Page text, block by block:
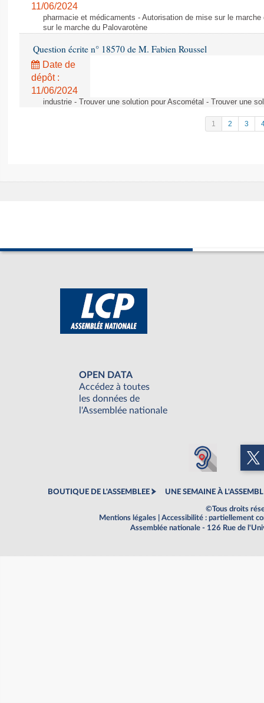
11/06/2024
pharmacie et médicaments - Autorisation de mise sur le
sur le marche du Palovarotène
Question écrite n° 18570 de M. Fabien Roussel
Date de
dépôt :
11/06/2024
industrie - Trouver une solution pour Ascométal - Trouver une
1 2 3
OPEN DATA
Accédez à toutes
les données de
l'Assemblée nationale
BOUTIQUE DE L'ASSEMBLEE UNE SEMAINE À
©Tous droits
Mentions légales
Accessibilité : partiellement
Assemblée nationale - 126 Rue de